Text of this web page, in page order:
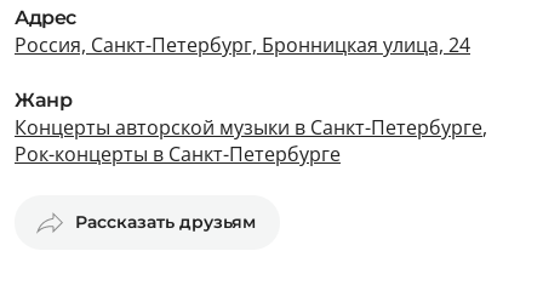
Адрес
Россия, Санкт-Петербург, Бронницкая улица, 24
Жанр
Концерты авторской музыки в Санкт-Петербурге,
Рок-концерты в Санкт-Петербурге
Рассказать друзьям